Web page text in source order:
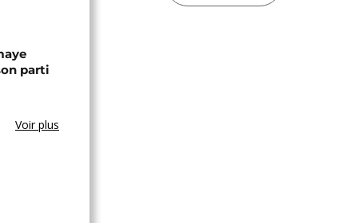
parti
Voir plus